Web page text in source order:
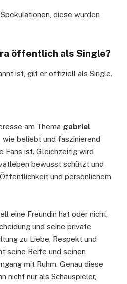
diese wurden
öffentlich als Single?
ist, gilt er offiziell als Single.
am Thema gabriel
wie beliebt und faszinierend
Fans ist. Gleichzeitig wird
bewusst schützt und
und persönlichem
eine Freundin hat oder nicht,
und seine private
zu Liebe, Respekt und
seine Reife und seinen
mit Ruhm. Genau diese
nicht nur als Schauspieler,